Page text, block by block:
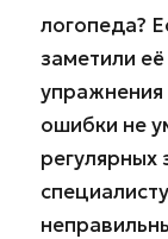
логопеда?
заметили
ошибки не
регулярных